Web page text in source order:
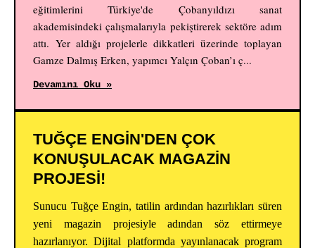
eğitimlerini Türkiye'de Çobanyıldızı sanat
akademisindeki çalışmalarıyla pekiştirerek sektöre adım
attı. Yer aldığı projelerle dikkatleri üzerinde toplayan
Gamze Dalmış Erken, yapımcı Yalçın Çoban’ı ç...
Devamını Oku »
TUĞÇE ENGİN'DEN ÇOK
KONUŞULACAK MAGAZİN
PROJESİ!
Sunucu Tuğçe Engin, tatilin ardından hazırlıkları süren
yeni magazin projesiyle adından söz ettirmeye
hazırlanıyor. Dijital platformda yayınlanacak program